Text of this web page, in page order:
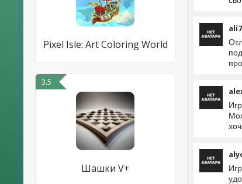
Pixel Isle: Art Coloring World
3.5
Шашки V+